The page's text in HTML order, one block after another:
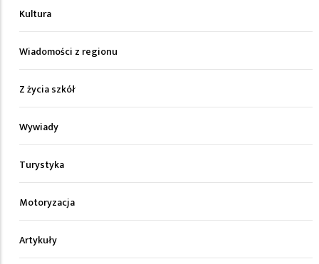
Kultura
Wiadomości z regionu
Z życia szkół
Wywiady
Turystyka
Motoryzacja
Artykuły